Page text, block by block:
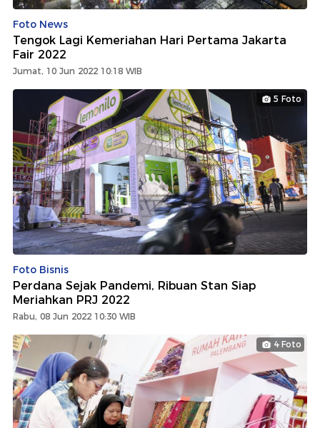
Foto News
Tengok Lagi Kemeriahan Hari Pertama Jakarta
Fair 2022
Jumat, 10 Jun 2022 10:18 WIB
5 Foto
Foto Bisnis
Perdana Sejak Pandemi, Ribuan Stan Siap
Meriahkan PRJ 2022
Rabu, 08 Jun 2022 10:30 WIB
4 Foto